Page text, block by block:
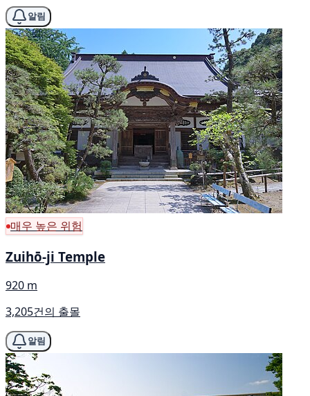
알림
매우 높은 위험
Zuihō-ji Temple
920 m
3,205건의 출몰
알림